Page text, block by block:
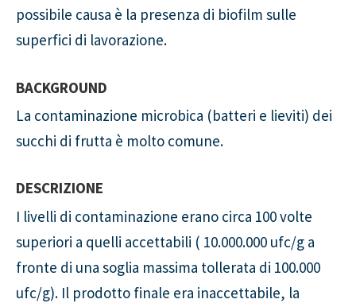
possibile causa è la presenza di biofilm sulle
superfici di lavorazione.
BACKGROUND
La contaminazione microbica (batteri e lieviti) dei
succhi di frutta è molto comune.
DESCRIZIONE
I livelli di contaminazione erano circa 100 volte
superiori a quelli accettabili ( 10.000.000 ufc/g a
fronte di una soglia massima tollerata di 100.000
ufc/g). Il prodotto finale era inaccettabile, la